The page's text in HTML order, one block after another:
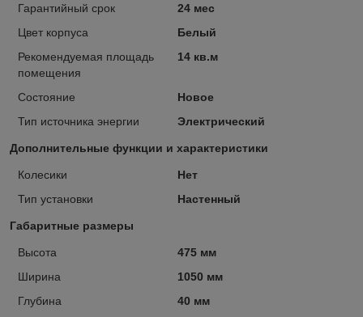
Гарантийный срок
24 мес
Цвет корпуса
Белый
Рекомендуемая площадь
помещения
14 кв.м
Состояние
Новое
Тип источника энергии
Электрический
Дополнительные функции и характеристики
Колесики
Нет
Тип установки
Настенный
Габаритные размеры
Высота
475 мм
Ширина
1050 мм
Глубина
40 мм